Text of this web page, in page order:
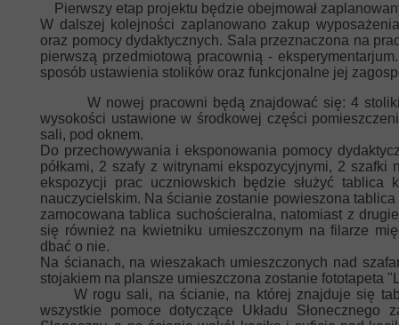
Pierwszy etap projektu będzie obejmował
W dalszej kolejności zaplanowano zakup
oraz pomocy dydaktycznych. Sala przeznaczona na
pierwszą przedmiotową pracownią -
sposób ustawienia stolików oraz funkcjonalne jej
W nowej pracowni będą znajdować się: 4 stoliki
wysokości ustawione w środkowej części
sali, pod oknem.
Do przechowywania i eksponowania pomocy
półkami, 2 szafy z witrynami ekspozycyjnymi, 2
ekspozycji prac uczniowskich będzie służyć
nauczycielskim. Na ścianie zostanie powieszona
zamocowana tablica suchościeralna, natomiast z
się również na kwietniku umieszczonym na filarze
dbać o nie.
Na ścianach, na wieszakach umieszczonych nad
stojakiem na plansze umieszczona zostanie fototapeta
W rogu sali, na ścianie, na której znajduje się
wszystkie pomoce dotyczące Układu Słonecznego